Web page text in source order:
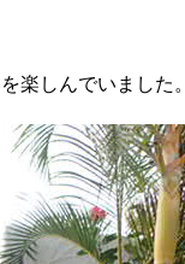
楽しんでいました。